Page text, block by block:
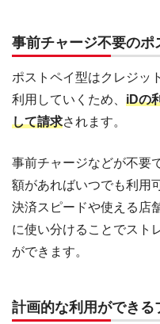
事前チャージ不要のポ
ポストペイ型はクレジッ
利用していくため、 iDの
して請求されます。
事前チャージなどが不要
額があればいつでも利用
決済スピードや使える店
に使い分けることでスト
ができます。
計画的な利用ができる